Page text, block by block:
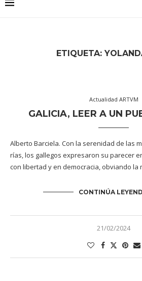
ETIQUETA:
Actualidad ARTVM
GALICIA, LEER A UN
Alberto Barciela. Con la serenidad de las
rías, los gallegos expresaron su parecer
con libertad y en democracia, obviando la
CONTINÚA
21/02/2024